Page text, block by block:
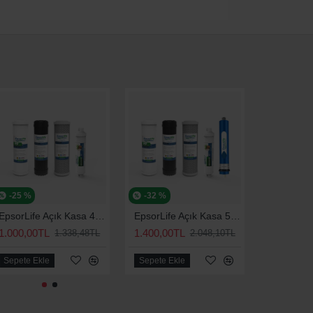
-25 %
EpsorLife Açık Kasa 4'lü Bakım Seti (Universal)
1.000,00TL 1.338,48TL
Sepete Ekle
-32 %
EpsorLife Açık Kasa 5'li Bakım Seti (Universal)
1.400,00TL 2.048,10TL
Sepete Ekle